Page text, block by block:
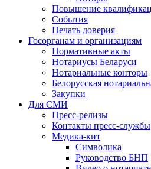
Повышение
События
Печать доверия
Госорганам и организациям
Нормативные акты
Нотариусы Беларуси
Нотариальные конторы
Белорусская
Закупки
Для СМИ
Пресс-релизы
Контакты пресс-службы
Медика-кит
Символика
Руководство БНП